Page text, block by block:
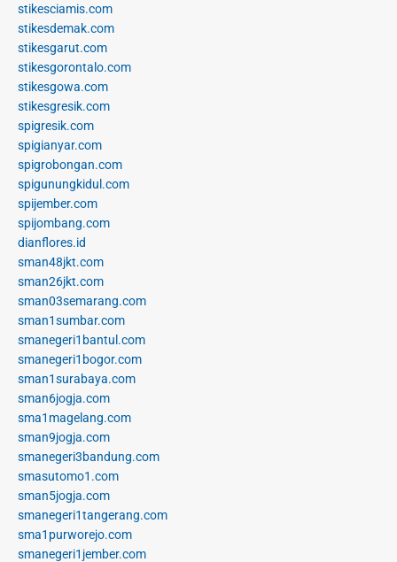
stikesciamis.com
stikesdemak.com
stikesgarut.com
stikesgorontalo.com
stikesgowa.com
stikesgresik.com
spigresik.com
spigianyar.com
spigrobongan.com
spigunungkidul.com
spijember.com
spijombang.com
dianflores.id
sman48jkt.com
sman26jkt.com
sman03semarang.com
sman1sumbar.com
smanegeri1bantul.com
smanegeri1bogor.com
sman1surabaya.com
sman6jogja.com
sma1magelang.com
sman9jogja.com
smanegeri3bandung.com
smasutomo1.com
sman5jogja.com
smanegeri1tangerang.com
sma1purworejo.com
smanegeri1jember.com